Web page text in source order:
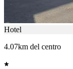
Hotel
4.07km del centro